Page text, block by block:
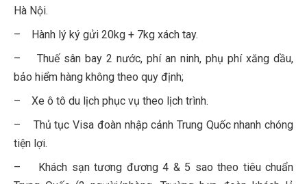
Hà Nội.
– Hành lý ký gửi 20kg + 7kg xách tay.
– Thuế sân bay 2 nước, phí an ninh, phụ phí xăng dầu,
bảo hiểm hàng không theo quy định;
– Xe ô tô du lịch phục vụ theo lịch trình.
– Thủ tục Visa đoàn nhập cảnh Trung Quốc nhanh chóng
tiện lợi.
– Khách sạn tương đương 4 & 5 sao theo tiêu chuẩn